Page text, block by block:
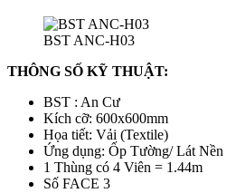
BST ANC-H03
THÔNG SỐ KỸ THUẬT:
BST : An Cư
Kích cỡ: 600x600mm
Họa tiết: Vải (Textile)
Ứng dụng: Ốp Tường/ Lát Nền
1 Thùng có 4 Viên = 1.44m
Số FACE 3